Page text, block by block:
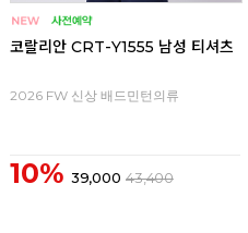
코랄리안 CRT-Y1555 남성 티셔츠
2026 FW 신상 배드민턴의류
10% 39,000 43,400